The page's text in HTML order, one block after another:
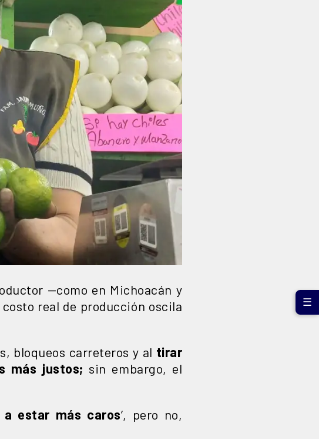
—como en Michoacán y
real de producción oscila
bloqueos carreteros y al tirar
más justos; sin embargo, el
a estar más caros’, pero no,
☰